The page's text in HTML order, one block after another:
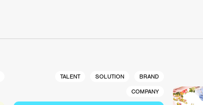
TALENT SOLUTION
BRAND
COMPANY